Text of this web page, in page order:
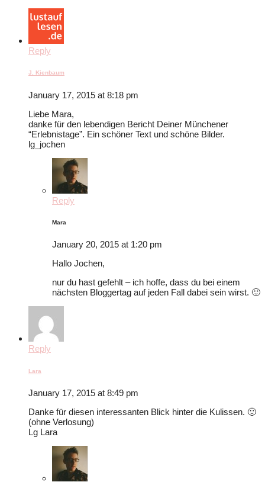
Reply
J. Kienbaum
January 17, 2015 at 8:18 pm
Liebe Mara,
danke für den lebendigen Bericht Deiner Münchener
“Erlebnistage”. Ein schöner Text und schöne Bilder.
lg_jochen
Reply
Mara
January 20, 2015 at 1:20 pm
Hallo Jochen,
nur du hast gefehlt – ich hoffe, dass du bei einem
nächsten Bloggertag auf jeden Fall dabei sein wirst. 🙂
Reply
Lara
January 17, 2015 at 8:49 pm
Danke für diesen interessanten Blick hinter die Kulissen. 🙂
(ohne Verlosung)
Lg Lara